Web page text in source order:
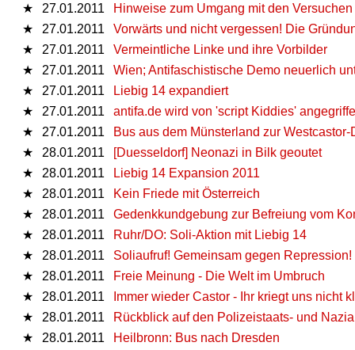
★
27.01.2011
Hinweise zum Umgang mit den
★
27.01.2011
Vorwärts und nicht vergessen! Die
★
27.01.2011
Vermeintliche Linke und ihre Vorbilder
★
27.01.2011
Wien; Antifaschistische Demo neuerlich
★
27.01.2011
Liebig 14 expandiert
★
27.01.2011
antifa.de wird von 'script Kiddies'
★
27.01.2011
Bus aus dem Münsterland zur
★
28.01.2011
[Duesseldorf] Neonazi in Bilk geoutet
★
28.01.2011
Liebig 14 Expansion 2011
★
28.01.2011
Kein Friede mit Österreich
★
28.01.2011
Gedenkkundgebung zur Befreiung vom
★
28.01.2011
Ruhr/DO: Soli-Aktion mit Liebig 14
★
28.01.2011
Soliaufruf! Gemeinsam gegen Repression!
★
28.01.2011
Freie Meinung - Die Welt im Umbruch
★
28.01.2011
Immer wieder Castor - Ihr kriegt uns nicht
★
28.01.2011
Rückblick auf den Polizeistaats- und
★
28.01.2011
Heilbronn: Bus nach Dresden